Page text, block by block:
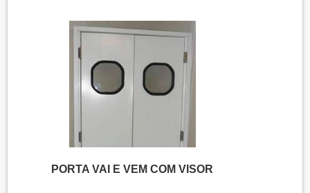
PORTA VAI E VEM COM VISOR